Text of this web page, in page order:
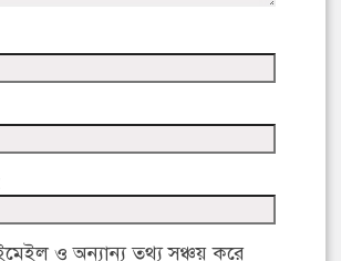
ও অন্যান্য তথ্য সঞ্চয় করে